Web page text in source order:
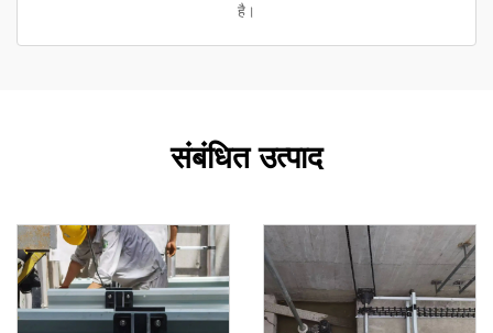
है।
संबंधित उत्पाद